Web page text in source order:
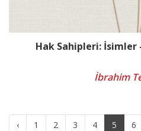
Hak Sahipleri: İsimler
İbrahim
‹ 1 2 3 4 5 6